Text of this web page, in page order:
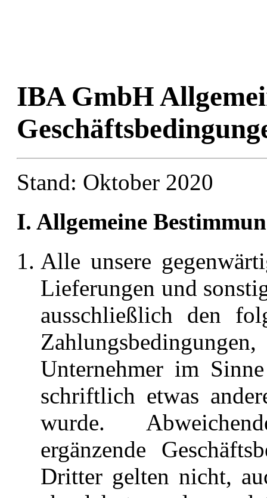
IBA GmbH
Stand: Oktober 2020
I. Allgemeine
Alle unsere
Lieferungen und
ausschließlich den
Unternehmer im
schriftlich etwas
wurde.
ergänzende
Dritter gelten nicht,